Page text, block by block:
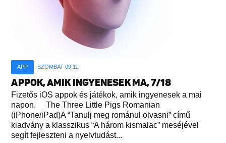
APP SZOMBAT 09:11
APPOK, AMIK INGYENESEK MA, 7/18
Fizetős iOS appok és játékok, amik ingyenesek a mai
napon. The Three Little Pigs Romanian
(iPhone/iPad)A “Tanulj meg románul olvasni” című
kiadvány a klasszikus “A három kismalac” meséjével
segít fejleszteni a nyelvtudást...